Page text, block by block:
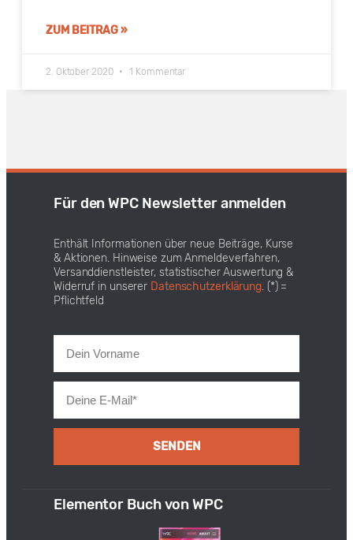
ZUM BEITRAG »
2. Oktober 2020 1 Kommentar
Für den WPC Newsletter anmelden
Enthält Informationen über neue Beiträge, Kurse
& Aktionen. Hinweise zum Anmeldeverfahren,
Versanddienstleister, statistischer Auswertung &
Widerruf in unserer Datenschutzerklärung. (*) =
Pflichtfeld
SENDEN
Elementor Buch von WPC